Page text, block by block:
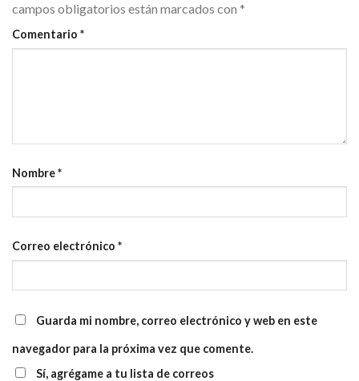
campos obligatorios están marcados con *
Comentario *
Nombre*
Correo electrónico *
Guarda mi nombre, correo electrónico y web en este
navegador para la próxima vez que comente.
Sí, agrégame a tu lista de correos